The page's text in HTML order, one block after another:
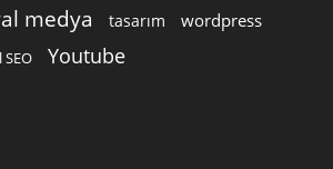
medya tasarım wordpress
SEO Youtube